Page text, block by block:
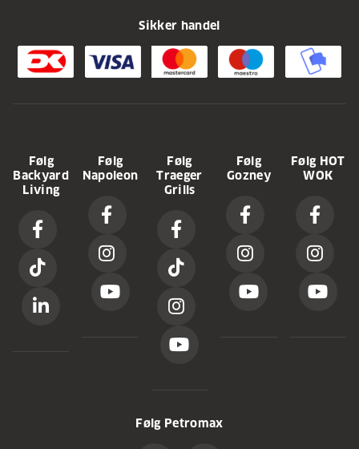
Sikker handel
Følg
Backyard
Living
Følg
Napoleon
Følg
Traeger
Grills
Følg
Gozney
Følg HOT
WOK
Følg Petromax